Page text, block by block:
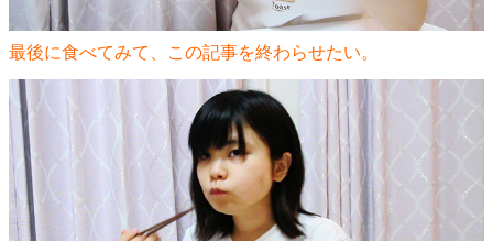
最後に食べてみて、この記事を終わらせたい。